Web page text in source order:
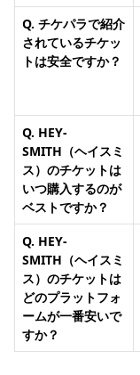
Q. チケパラで紹介
されているチケッ
トは安全ですか？
Q. HEY-
SMITH（ヘイスミ
ス）のチケットは
いつ購入するのが
ベストですか？
Q. HEY-
SMITH（ヘイスミ
ス）のチケットは
どのプラットフォ
ームが一番安いで
すか？